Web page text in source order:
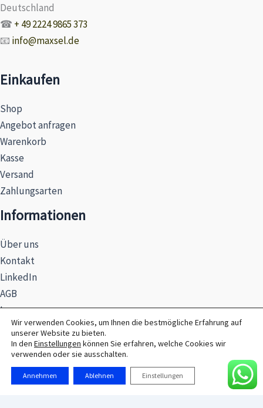
Deutschland
☎ + 49 2224 9865 373
📧 info@maxsel.de
Einkaufen
Shop
Angebot anfragen
Warenkorb
Kasse
Versand
Zahlungsarten
Informationen
Über uns
Kontakt
LinkedIn
AGB
Impressum
Datenschutzerklärung
Hinweise zur Batterieentsorgung
Wir verwenden Cookies, um Ihnen die bestmögliche Erfahrung auf
unserer Website zu bieten.
In den Einstellungen können Sie erfahren, welche Cookies wir
verwenden oder sie ausschalten.
Annehmen Ablehnen Einstellungen